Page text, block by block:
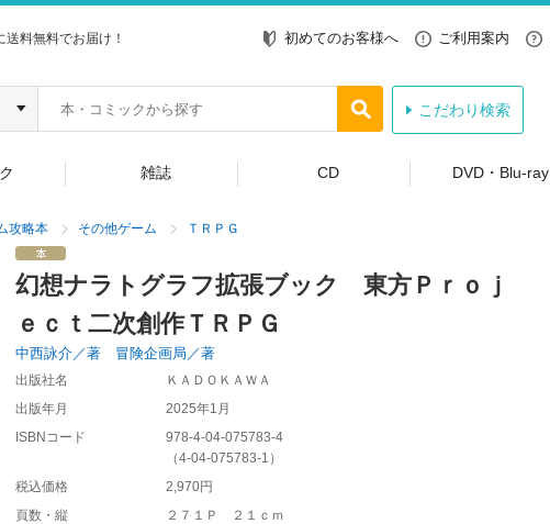
料無料でお届け！ 初めてのお客様へ ご利用案内
こだわり検索
雑誌 CD DVD・Blu-ray
攻略本 その他ゲーム ＴＲＰＧ
幻想ナラトグラフ拡張ブック 東方Ｐｒｏｊ
ｅｃｔ二次創作ＴＲＰＧ
中西詠介／著 冒険企画局／著
出版社名
ＫＡＤＯＫＡＷＡ
出版年月
2025年1月
ISBNコード
978-4-04-075783-4
（4-04-075783-1 ）
税込価格
2,970円
頁数・縦
２７１Ｐ ２１ｃｍ